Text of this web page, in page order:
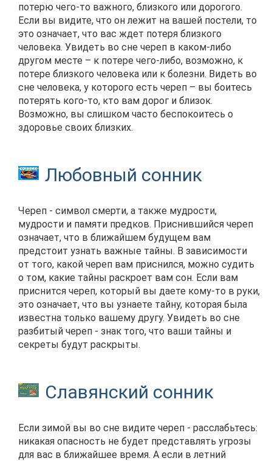
потерю чего-то важного, близкого или дорогого.
Если вы видите, что он лежит на вашей постели, то
это означает, что вас ждет потеря близкого
человека. Увидеть во сне череп в каком-либо
другом месте – к потере чего-либо, возможно, к
потере близкого человека или к болезни. Видеть во
сне человека, у которого есть череп – вы боитесь
потерять кого-то, кто вам дорог и близок.
Возможно, вы слишком часто беспокоитесь о
здоровье своих близких.
Любовный сонник
Череп - символ смерти, а также мудрости,
мудрости и памяти предков. Приснившийся череп
означает, что в ближайшем будущем вам
предстоит узнать важные тайны. В зависимости
от того, какой череп вам приснился, можно судить
о том, какие тайны раскроет вам сон. Если вам
приснится череп, который вы даете кому-то в руки,
это означает, что вы узнаете тайну, которая была
известна только вашему другу. Увидеть во сне
разбитый череп - знак того, что ваши тайны и
секреты будут раскрыты.
Славянский сонник
Если зимой вы во сне видите череп - расслабьтесь:
никакая опасность не будет представлять угрозы
для вас в ближайшее время. А если в летний